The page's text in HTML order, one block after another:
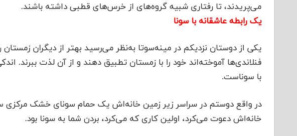
می‌پریدند، تا رفتاری شبیه گروه‌های از خرس‌های قطبی داشته باشند.
یک رابطه عاشقانه با سونا
یکی از دوستان نزدیکم در مینه‌سوتا به‌نظر می‌رسید بهتر از دیگران
فنلاندی‌ها آموخته‌اند خود را با زمستان تطبیق دهند و از آن لذت ببرند.
با سوناست.
در واقع دوستم در سراسر زیر زمین خانه‌اش یک حمام سونای خشک مرکزی
خانه‌اش دعوت می‌کرد، اولین کاری که می‌کرد، بردن شما به سونا بود.